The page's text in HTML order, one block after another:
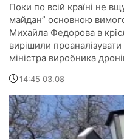
Поки по всій країні не
майдан” основною
Михайла Федорова в
вирішили
міністра виробника
14:45 03.08